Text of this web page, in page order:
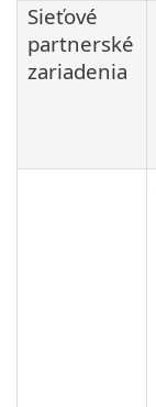
Sieťové
partnerské
zariadenia